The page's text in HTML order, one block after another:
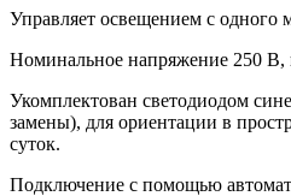
Управляет освещением с одного
Номинальное напряжение 250 В,
Укомплектован светодиодом
замены), для ориентации в
суток.
Подключение с помощью